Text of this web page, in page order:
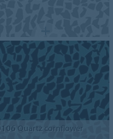
Quartz cornflower